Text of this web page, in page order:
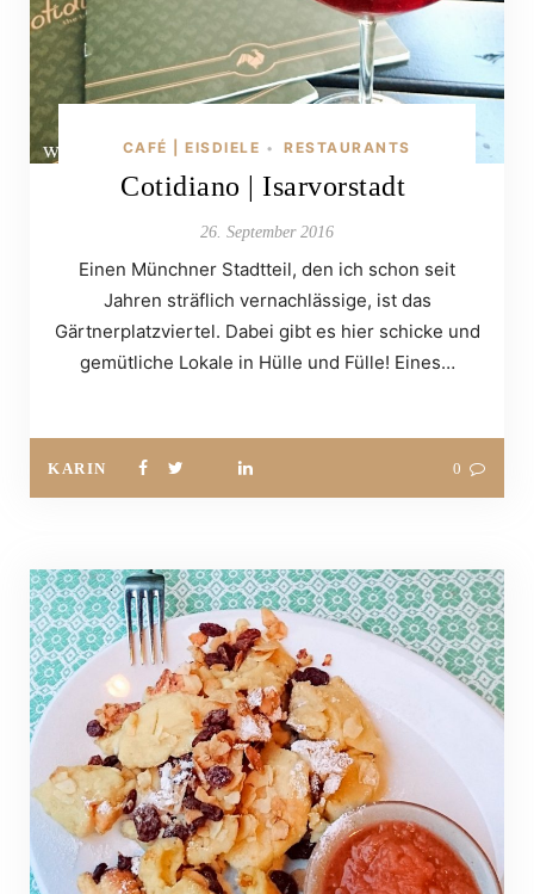
CAFÉ | EISDIELE • RESTAURANTS
Cotidiano | Isarvorstadt
26. September 2016
Einen Münchner Stadtteil, den ich schon seit
Jahren sträflich vernachlässige, ist das
Gärtnerplatzviertel. Dabei gibt es hier schicke und
gemütliche Lokale in Hülle und Fülle! Eines…
KARIN 0